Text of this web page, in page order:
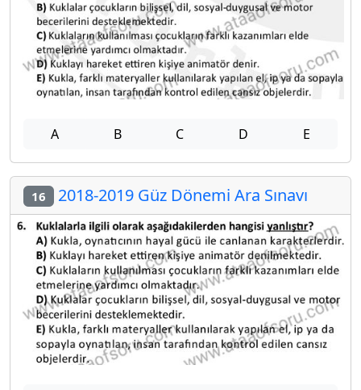
A B C D E
16 2018-2019 Güz Dönemi Ara Sınavı